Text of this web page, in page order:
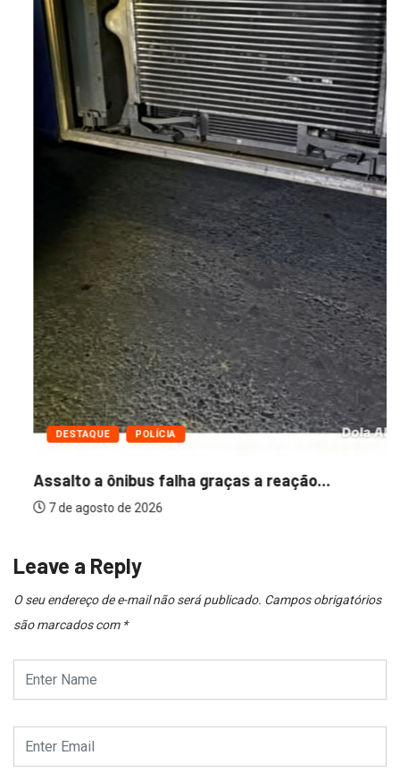
DESTAQUE POLÍCIA
Assalto a ônibus falha graças a reação...
7 de agosto de 2026
Leave a Reply
O seu endereço de e-mail não será publicado. Campos obrigatórios
são marcados com *